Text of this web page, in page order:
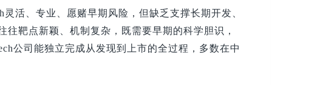
活、专业、愿赌早期风险，但缺乏支撑长期开发、
靶点新颖、机制复杂，既需要早期的科学胆识，
公司能独立完成从发现到上市的全过程，多数在中